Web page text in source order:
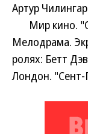
Артур
Мир кино.
Мелодрама.
ролях: Бетт
Лондон. "Сент-